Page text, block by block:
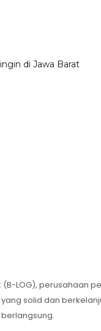
di Jawa Barat
(B-LOG), perusahaan
solid dan